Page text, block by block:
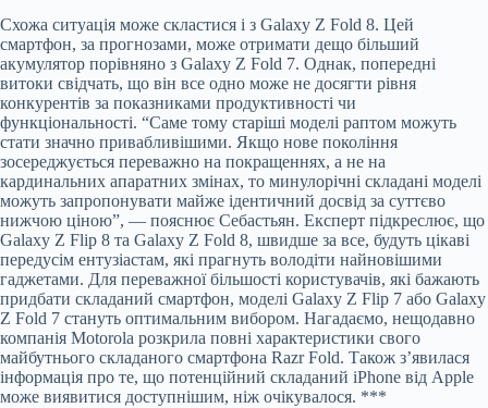
Схожа ситуація може скластися і з Galaxy Z Fold 8. Цей
смартфон, за прогнозами, може отримати дещо більший
акумулятор порівняно з Galaxy Z Fold 7. Однак, попередні
витоки свідчать, що він все одно може не досягти рівня
конкурентів за показниками продуктивності чи
функціональності. “Саме тому старіші моделі раптом можуть
стати значно привабливішими. Якщо нове покоління
зосереджується переважно на покращеннях, а не на
кардинальних апаратних змінах, то минулорічні складані моделі
можуть запропонувати майже ідентичний досвід за суттєво
нижчою ціною”, — пояснює Себастьян. Експерт підкреслює, що
Galaxy Z Flip 8 та Galaxy Z Fold 8, швидше за все, будуть цікаві
передусім ентузіастам, які прагнуть володіти найновішими
гаджетами. Для переважної більшості користувачів, які бажають
придбати складаний смартфон, моделі Galaxy Z Flip 7 або Galaxy
Z Fold 7 стануть оптимальним вибором. Нагадаємо, нещодавно
компанія Motorola розкрила повні характеристики свого
майбутнього складаного смартфона Razr Fold. Також з’явилася
інформація про те, що потенційний складаний iPhone від Apple
може виявитися доступнішим, ніж очікувалося. ***